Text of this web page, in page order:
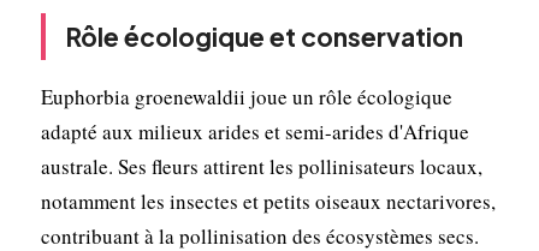
Rôle écologique et conservation
Euphorbia groenewaldii joue un rôle écologique
adapté aux milieux arides et semi-arides d'Afrique
australe. Ses fleurs attirent les pollinisateurs locaux,
notamment les insectes et petits oiseaux nectarivores,
contribuant à la pollinisation des écosystèmes secs.